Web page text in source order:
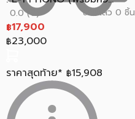
0.0 (0) ขายแล้ว 0 ชิ้น
฿17,900
฿23,000
ราคาสุดท้าย* ฿15,908